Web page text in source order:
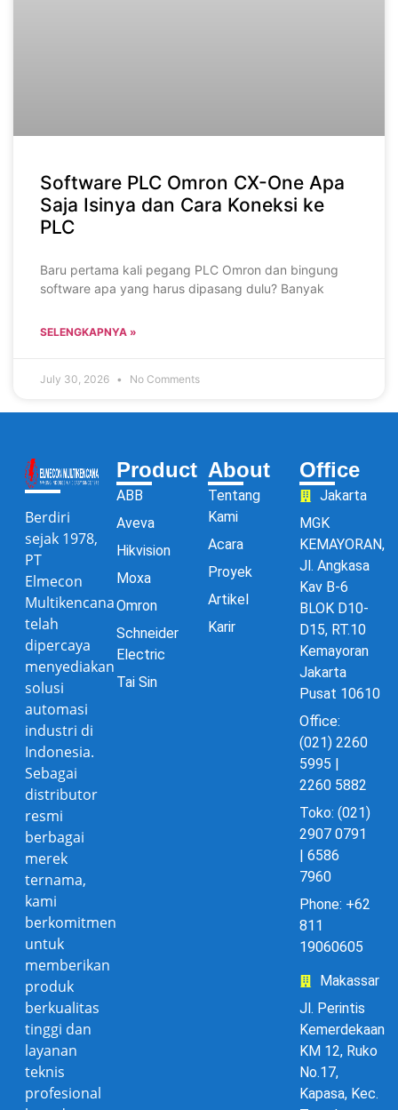
Software PLC Omron CX-One Apa
Saja Isinya dan Cara Koneksi ke
PLC
Baru pertama kali pegang PLC Omron dan bingung
software apa yang harus dipasang dulu? Banyak
SELENGKAPNYA »
July 30, 2026 No Comments
Berdiri
sejak 1978,
PT
Elmecon
Multikencana
telah
dipercaya
menyediakan
solusi
automasi
industri di
Indonesia.
Sebagai
distributor
resmi
berbagai
merek
ternama,
kami
berkomitmen
untuk
memberikan
produk
berkualitas
tinggi dan
layanan
teknis
profesional
Product
ABB
Aveva
Hikvision
Moxa
Omron
Schneider
Electric
Tai Sin
About
Tentang
Kami
Acara
Proyek
Artikel
Karir
Office
Jakarta
MGK
KEMAYORAN,
Jl. Angkasa
Kav B-6
BLOK D10-
D15, RT.10
Kemayoran
Jakarta
Pusat 10610
Office:
(021) 2260
5995 |
2260 5882
Toko: (021)
2907 0791
| 6586
7960
Phone: +62
811
19060605
Makassar
Jl. Perintis
Kemerdekaan
KM 12, Ruko
No.17,
Kapasa, Kec.